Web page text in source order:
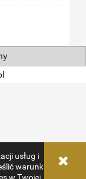
usług i
warunki